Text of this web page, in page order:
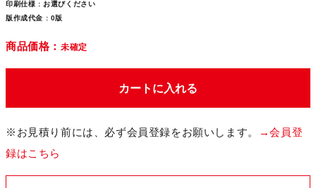
印刷仕様 : お選びください
版作成代金 : 0版
商品価格： 未確定
カートに入れる
※お見積り前には、必ず会員登録をお願いします。
→会員登
録はこちら